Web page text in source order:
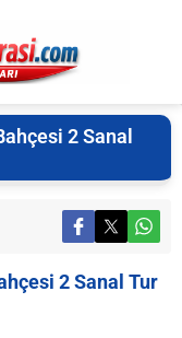
2 Sanal
2 Sanal Tur